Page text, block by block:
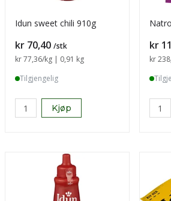
Idun sweet chili 910g
Pris
kr 70,40 /stk
Sammenligning pris
kr 77,36/kg | 0,91 kg
Tilgjengelig
Kjøp
Pris
kr
kr